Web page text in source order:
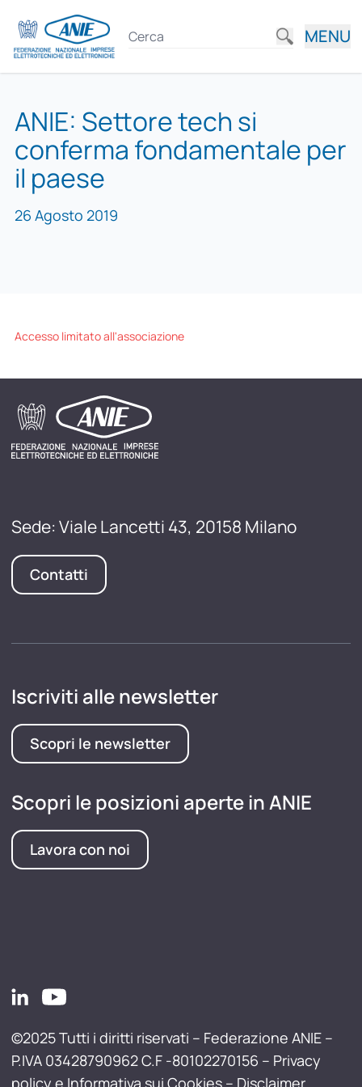
MENU
ANIE: Settore tech si
conferma fondamentale per
il paese
26 Agosto 2019
Accesso limitato all'associazione
Sede: Viale Lancetti 43, 20158 Milano
Contatti
Iscriviti alle newsletter
Scopri le newsletter
Scopri le posizioni aperte in ANIE
Lavora con noi
©2025 Tutti i diritti riservati – Federazione ANIE –
P.IVA 03428790962 C.F -80102270156 – Privacy